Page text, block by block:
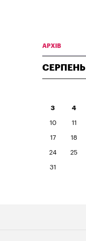
АРХІВ
СЕРПЕНЬ
3 4
10 11
17 18
24 25
31